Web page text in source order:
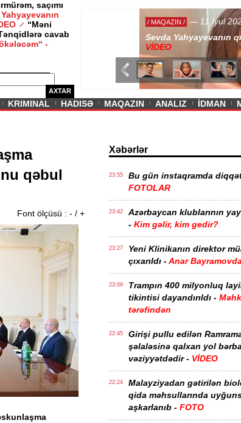
saçımı
“Məni
cavab
-
AXTAR
— 11 İyul 2026
Sevda Yahyayevanın qısa ətəyi
KRIMINAL HADISƏ MAQAZIN ANALIZ İDMAN
qəbul
Font ölçüsü : - / +
Xəbərlər
23:55
Bu gün instaqramda
FOTOLAR
23:42
Azərbaycan klublarının
- Kim gəlir, kim gedir?
23:27
Yeni Klinikanın direktor
çıxarıldı -Anar
23:09
Trampın 400 milyonluq
tikintisi dayandırıldı -
tərəfindən
22:45
Girişi pullu edilən
şəlaləsinə qalxan yol
vəziyyətdədir - VİDEO
22:24
Malayziyadan gətirilən
qida məhsullarında
aşkarlanıb - FOTO